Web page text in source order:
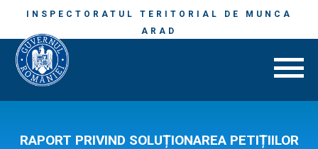
INSPECTORATUL TERITORIAL DE MUNCA
ARAD
RAPORT PRIVIND SOLUȚIONAREA PETIȚIILOR